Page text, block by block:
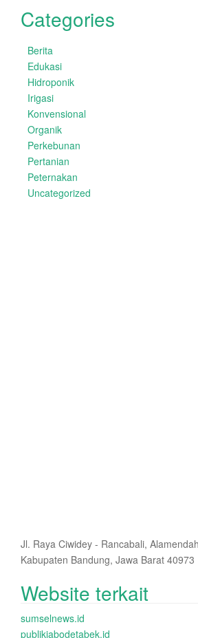
Categories
Berita
Edukasi
Hidroponik
Irigasi
Konvensional
Organik
Perkebunan
Pertanian
Peternakan
Uncategorized
Jl. Raya Ciwidey - Rancabali,
Kabupaten Bandung, Jawa Barat 40973
Website terkait
sumselnews.id
publikjabodetabek.id